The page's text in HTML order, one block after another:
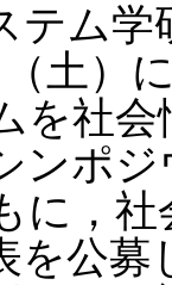
ム学
（土）
を社
ンポ
に，
を公募